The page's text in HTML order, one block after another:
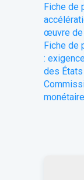
Fiche de
œuvre de
Fiche de
:
des